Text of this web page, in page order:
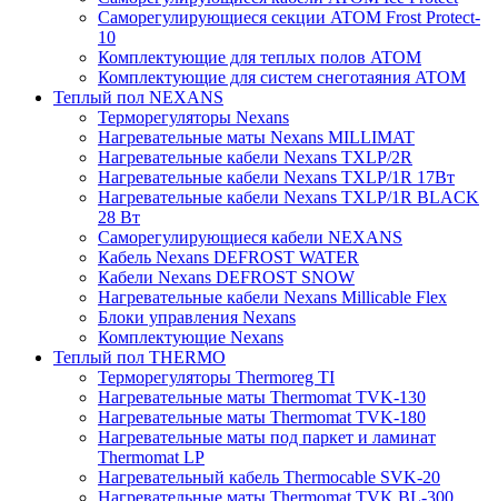
Саморегулирующиеся секции ATOM Frost Protect-
10
Комплектующие для теплых полов ATOM
Комплектующие для систем снеготаяния ATOM
Теплый пол NEXANS
Терморегуляторы Nexans
Нагревательные маты Nexans MILLIMAT
Нагревательные кабели Nexans TXLP/2R
Нагревательные кабели Nexans TXLP/1R 17Вт
Нагревательные кабели Nexans TXLP/1R BLACK
28 Вт
Саморегулирующиеся кабели NEXANS
Кабель Nexans DEFROST WATER
Кабели Nexans DEFROST SNOW
Нагревательные кабели Nexans Millicable Flex
Блоки управления Nexans
Комплектующие Nexans
Теплый пол THERMO
Терморегуляторы Thermoreg TI
Нагревательные маты Thermomat TVK-130
Нагревательные маты Thermomat TVK-180
Нагревательные маты под паркет и ламинат
Thermomat LP
Нагревательный кабель Thermocable SVK-20
Нагревательные маты Thermomat TVK BL-300